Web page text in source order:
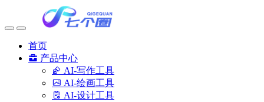
首页
产品中心
AI-写作工具
AI-绘画工具
AI-设计工具